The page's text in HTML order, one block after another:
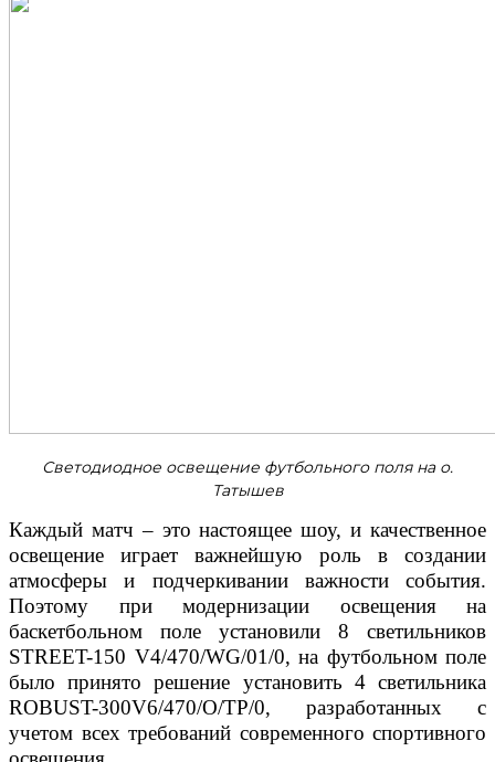
Светодиодное освещение футбольного поля на о.
Татышев
Каждый матч – это настоящее шоу, и качественное
освещение играет важнейшую роль в создании
атмосферы и подчеркивании важности события.
Поэтому при модернизации освещения на
баскетбольном поле установили 8 светильников
STREET-150 V4/470/WG/01/0, на футбольном поле
было принято решение установить 4 светильника
ROBUST-300V6/470/O/TP/0, разработанных с
учетом всех требований современного спортивного